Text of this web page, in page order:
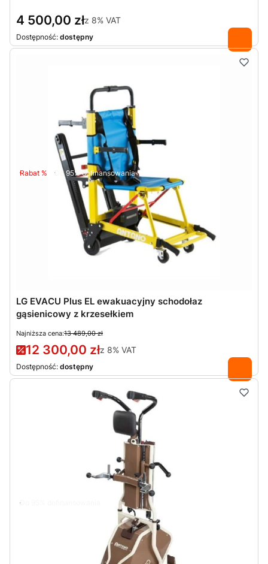
4 500,00 złz 8% VAT
Dostępność: dostępny
Rabat % Do 95% dofinansowania
LG EVACU Plus EL ewakuacyjny schodołaz
gąsienicowy z krzesełkiem
12 300,00 złz 8% VAT
Najniższa cena:13 489,00 zł
Dostępność: dostępny
Do 95% dofinansowania